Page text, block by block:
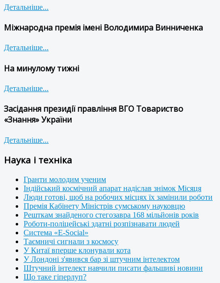
Детальніше...
Міжнародна премія імені Володимира Винниченка
Детальніше...
На минулому тижні
Детальніше...
Засідання президії правління ВГО Товариство
«Знання» України
Детальніше...
Наука і техніка
Гранти молодим ученим
Індійський космічний апарат надіслав знімок Місяця
Люди готові, щоб на робочих місцях їх замінили роботи
Премія Кабінету Міністрів сумському науковцю
Решткам знайденого стегозавра 168 мільйонів років
Роботи-поліцейські здатні розпізнавати людей
Система «E-Social»
Таємничі сигнали з космосу
У Китаї вперше клонували кота
У Лондоні з'явився бар зі штучним інтелектом
Штучний інтелект навчили писати фальшиві новини
Що таке гіперлуп?